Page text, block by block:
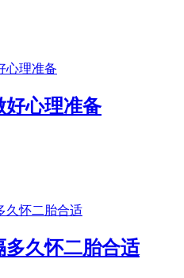
好心理准备
多久怀二胎合适